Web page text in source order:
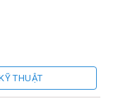
THUẬT